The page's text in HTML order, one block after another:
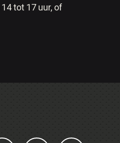
tot 17 uur, of